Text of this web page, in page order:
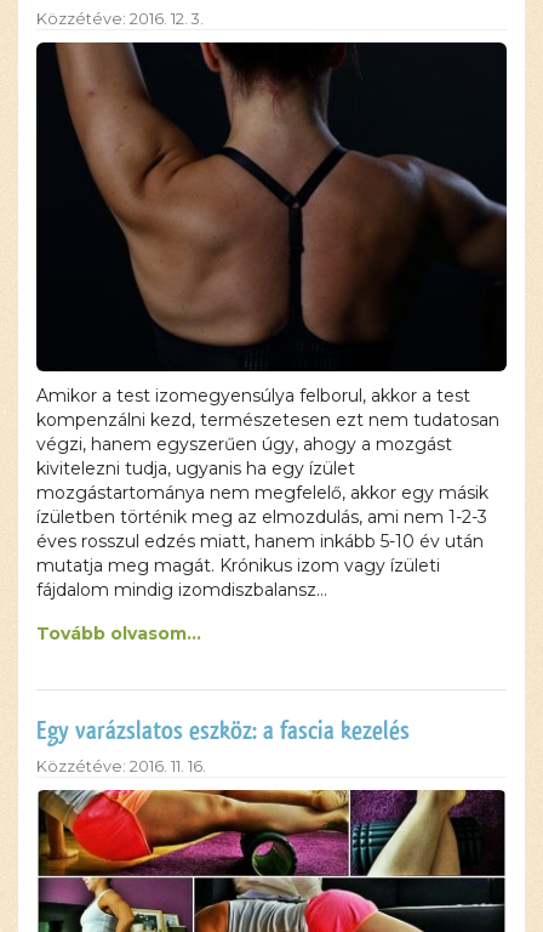
Közzétéve: 2016. 12. 3.
Amikor a test izomegyensúlya felborul, akkor a test
kompenzálni kezd, természetesen ezt nem tudatosan
végzi, hanem egyszerűen úgy, ahogy a mozgást
kivitelezni tudja, ugyanis ha egy ízület
mozgástartománya nem megfelelő, akkor egy másik
ízületben történik meg az elmozdulás, ami nem 1-2-3
éves rosszul edzés miatt, hanem inkább 5-10 év után
mutatja meg magát. Krónikus izom vagy ízületi
fájdalom mindig izomdiszbalansz…
Tovább olvasom...
Egy varázslatos eszköz: a fascia kezelés
Közzétéve: 2016. 11. 16.